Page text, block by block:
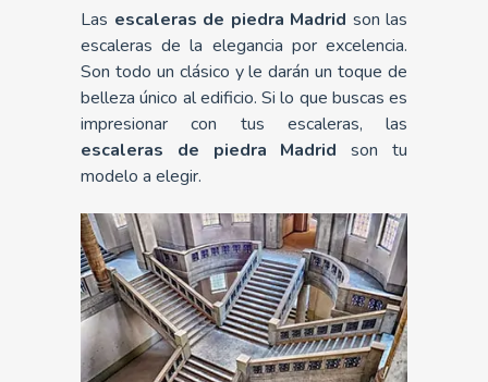
Las escaleras de piedra Madrid son las
escaleras de la elegancia por excelencia.
Son todo un clásico y le darán un toque de
belleza único al edificio. Si lo que buscas es
impresionar con tus escaleras, las
escaleras de piedra Madrid son tu
modelo a elegir.